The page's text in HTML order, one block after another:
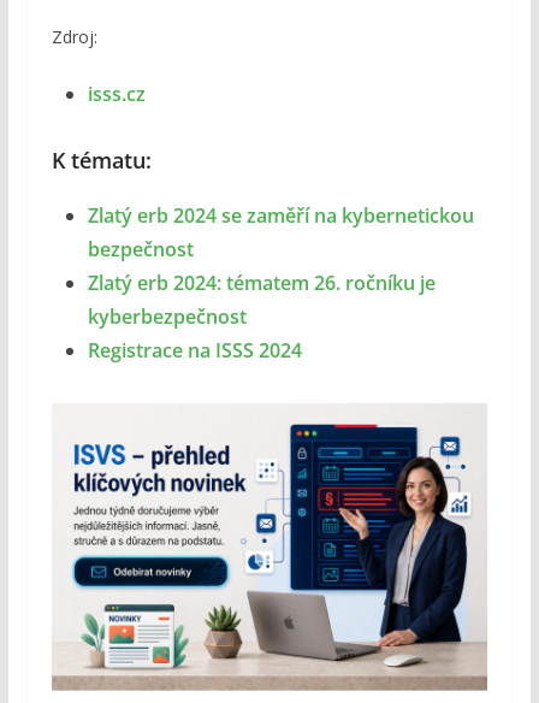
Zdroj:
isss.cz
K tématu:
Zlatý erb 2024 se zaměří na kybernetickou
bezpečnost
Zlatý erb 2024: tématem 26. ročníku je
kyberbezpečnost
Registrace na ISSS 2024